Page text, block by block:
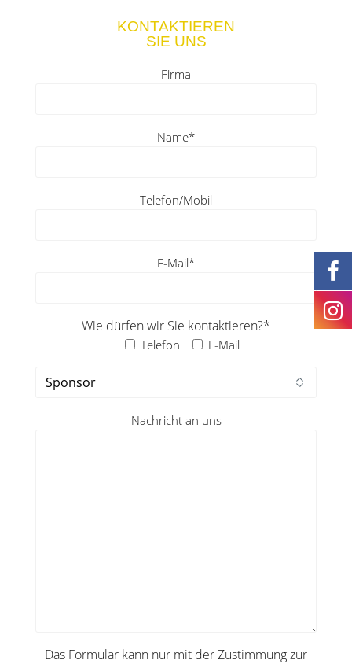
KONTAKTIEREN
SIE UNS
Firma
Name*
Telefon/Mobil
E-Mail*
Wie dürfen wir Sie kontaktieren?*
Telefon E-Mail
Nachricht an uns
Das Formular kann nur mit der Zustimmung zur